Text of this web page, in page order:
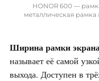
HONOR 600 —
металлическая
Ширина рамки
называет её самой
выхода. Доступен в